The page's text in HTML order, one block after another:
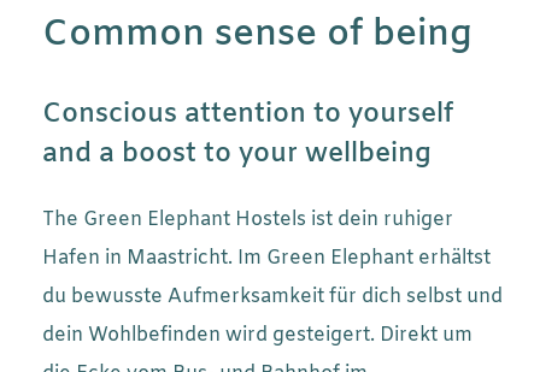
Common sense of being
Conscious attention to yourself
and a boost to your wellbeing
The Green Elephant Hostels ist dein ruhiger
Hafen in Maastricht. Im Green Elephant erhältst
du bewusste Aufmerksamkeit für dich selbst und
dein Wohlbefinden wird gesteigert. Direkt um